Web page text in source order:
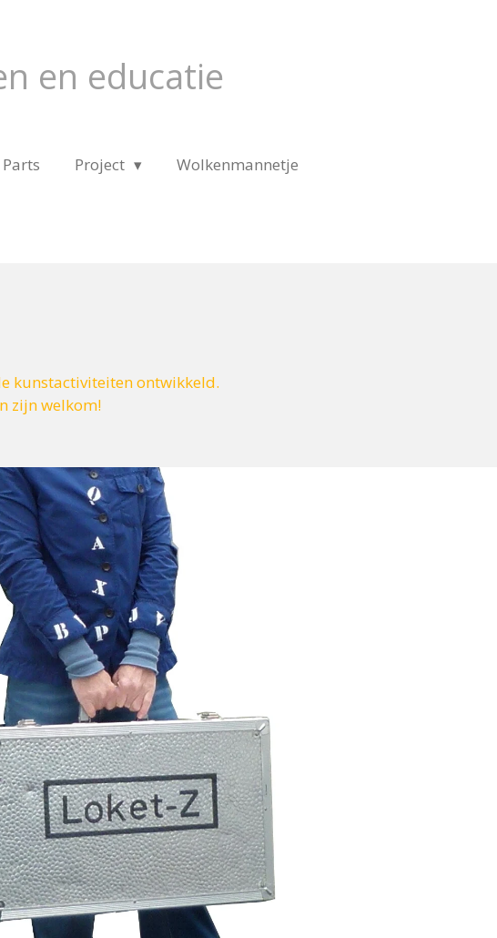
en educatie
Project Wolkenmannetje
kunstactiviteiten ontwikkeld.
zijn welkom!